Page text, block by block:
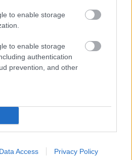
to enable storage
to enable storage
authentication
prevention, and other
Data Access Privacy Policy
és a
miatt lehet bajban